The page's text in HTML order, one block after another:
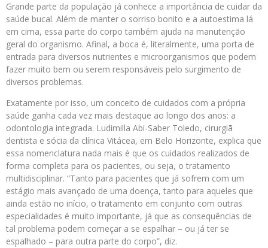
Grande parte da população já conhece a importância de cuidar da
saúde bucal. Além de manter o sorriso bonito e a autoestima lá
em cima, essa parte do corpo também ajuda na manutenção
geral do organismo. Afinal, a boca é, literalmente, uma porta de
entrada para diversos nutrientes e microorganismos que podem
fazer muito bem ou serem responsáveis pelo surgimento de
diversos problemas.
Exatamente por isso, um conceito de cuidados com a própria
saúde ganha cada vez mais destaque ao longo dos anos: a
odontologia integrada. Ludimilla Abi-Saber Toledo, cirurgiã
dentista e sócia da clínica Vitácea, em Belo Horizonte, explica que
essa nomenclatura nada mais é que os cuidados realizados de
forma completa para os pacientes, ou seja, o tratamento
multidisciplinar. “Tanto para pacientes que já sofrem com um
estágio mais avançado de uma doença, tanto para aqueles que
ainda estão no início, o tratamento em conjunto com outras
especialidades é muito importante, já que as consequências de
tal problema podem começar a se espalhar – ou já ter se
espalhado – para outra parte do corpo”, diz.